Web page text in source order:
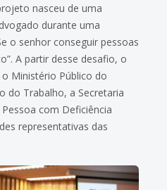
nasceu de uma
durante uma
o senhor conseguir pessoas
A partir desse desafio, o
Ministério Público do
do Trabalho, a Secretaria
com Deficiência
representativas das